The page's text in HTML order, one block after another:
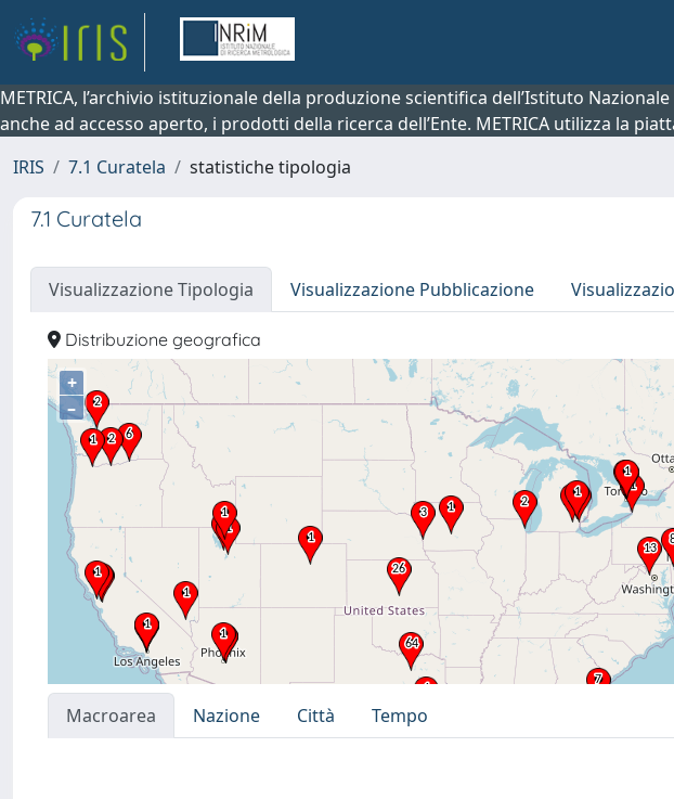
METRICA, l’archivio istituzionale della produzione scientifica dell’Istituto
anche ad accesso aperto, i prodotti della ricerca dell’Ente. METRICA utilizza la
IRIS
7.1 Curatela statistiche tipologia
7.1 Curatela
Visualizzazione Tipologia Visualizzazione Pubblicazione
Distribuzione geografica
+
–
Macroarea Nazione Città
Tempo